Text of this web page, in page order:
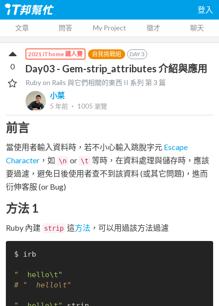
登入
文章 問答 My Project 徵才 聊天
2021 iThome 鐵人賽 自我挑戰組 DAY3
Day03 - Gem-strip_attributes 介紹與應用
Ruby on Rails 與它們相關的東西 II 系列 第3 篇
小菜
5 年前 ‧ 1005 瀏覽
0
前言
當使用者輸入資料時，若不小心輸入跳脫字元 Escape
Character ，如 \n or \t 等時，在資料處理與儲存時，應該
要過濾，避免日後使用者查不到該資料 (或其它問題)，進而
衍伸客服 (or Bug)
方法 1
Ruby 內建 strip 這方法 ，可以用過該方法過濾
$ irb
"  hello\t"
# "  hello\t"